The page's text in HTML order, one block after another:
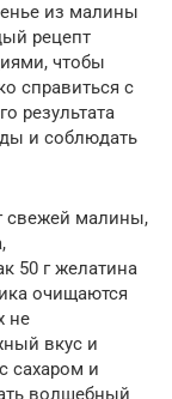
из малины
рецепт
чтобы
справиться с
результата
и соблюдать
свежей малины,
50 г желатина
очищаются
не
вкус и
сахаром и
волшебный